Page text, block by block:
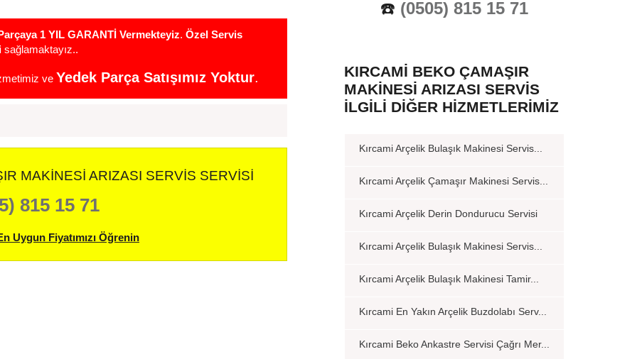
1 YIL GARANTİ Vermekteyiz. Özel Servis
sağlamaktayız..
ve Yedek Parça Satışımız Yoktur.
MAKINESI ARIZASI SERVIS SERVISI
815 15 71
Uygun Fiyatımızı Öğrenin
☎️ (0505) 815 15 71
KIRCAMI BEKO ÇAMAŞIR
MAKINESI ARIZASI SERVIS
İLGILI DIĞER HIZMETLERIMIZ
Kırcami Arçelik Bulaşık Makinesi Servis...
Kırcami Arçelik Çamaşır Makinesi Servis...
Kırcami Arçelik Derin Dondurucu Servisi
Kırcami Arçelik Bulaşık Makinesi Servis...
Kırcami Arçelik Bulaşık Makinesi Tamir...
Kırcami En Yakın Arçelik Buzdolabı Serv...
Kırcami Beko Ankastre Servisi Çağrı Mer...